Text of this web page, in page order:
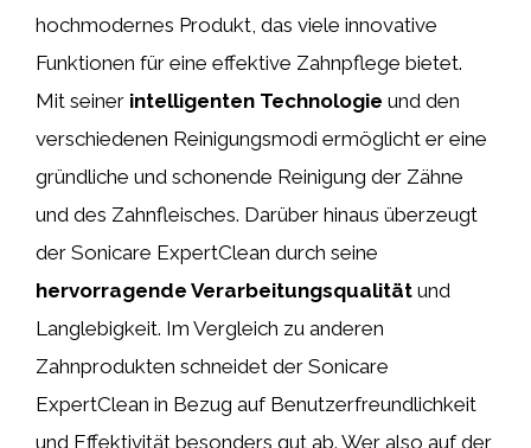
hochmodernes Produkt, das viele innovative
Funktionen für eine effektive Zahnpflege bietet.
Mit seiner intelligenten Technologie und den
verschiedenen Reinigungsmodi ermöglicht er eine
gründliche und schonende Reinigung der Zähne
und des Zahnfleisches. Darüber hinaus überzeugt
der Sonicare ExpertClean durch seine
hervorragende Verarbeitungsqualität und
Langlebigkeit. Im Vergleich zu anderen
Zahnprodukten schneidet der Sonicare
ExpertClean in Bezug auf Benutzerfreundlichkeit
und Effektivität besonders gut ab. Wer also auf der